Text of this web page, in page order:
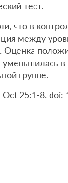
тест.
что в
между
Оценка
в
группе.
Oct 25:1-8.